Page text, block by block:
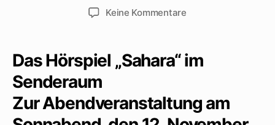
Keine Kommentarezu
den
Proben
Das Hörspiel „Sahara“ im
Senderaum
Zur Abendveranstaltung am